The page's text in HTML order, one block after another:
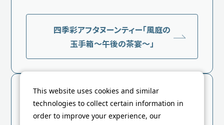
四季彩アフタヌーンティー「風庭の
玉手箱～午後の茶宴～」
メインダイニングルーム・ザ・フジヤ
This website uses cookies and similar
technologies to collect certain information in
order to improve your experience, our